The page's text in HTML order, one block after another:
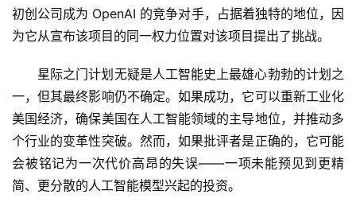
初创公司成为 OpenAI 的竞争对手，占据着独特的地位，因
为它从宣布该项目的同一权力位置对该项目提出了挑战。
星际之门计划无疑是人工智能史上最雄心勃勃的计划之
一，但其最终影响仍不确定。如果成功，它可以重新工业化
美国经济，确保美国在人工智能领域的主导地位，并推动多
个行业的变革性突破。然而，如果批评者是正确的，它可能
会被铭记为一次代价高昂的失误——一项未能预见到更精
简、更分散的人工智能模型兴起的投资。